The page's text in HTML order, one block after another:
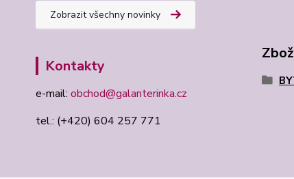
Zobrazit všechny novinky
Kontakty
e-mail: obchod@galanterinka.cz
tel.: (+420) 604 257 771